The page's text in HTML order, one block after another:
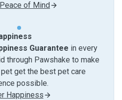
of Mind
Guarantee in every
through Pawshake to make
get the best pet care
possible.
Happiness